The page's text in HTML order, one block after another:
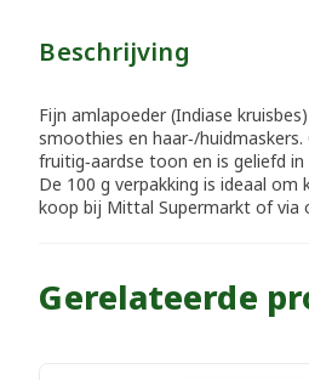
Beschrijving
Fijn amlapoeder (Indiase
smoothies en haar‑/
fruitig‑aardse toon en is geliefd
De 100 g verpakking is ideaal om
koop bij Mittal Supermarkt of via
Gerelateerde